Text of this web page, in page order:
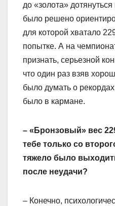
до «золота»
было решено
для которой хватало
попытке. А на
признать, серьезной
что один раз взяв
было думать о
было в кармане.
– «Бронзовый» вес
тебе только со
тяжело было
после неудачи?
– Конечно,